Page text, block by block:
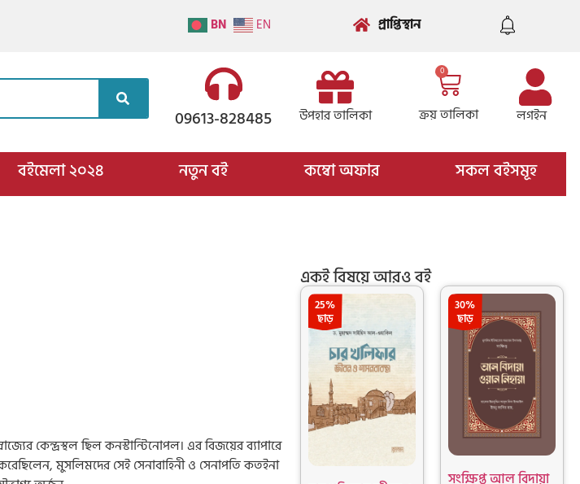
BN EN প্রাপ্তিস্থান
09613-828485 উপহার তালিকা
0
ক্রয় তালিকা লগইন
বইমেলা ২০২৪ নতুন বই কম্বো অফার সকল বইসমূহ
কেন্দ্রস্থল ছিল কনস্টান্টিনোপল। এর বিজয়ের ব্যাপারে
মুসলিমদের সেই সেনাবাহিনী ও সেনাপতি কতইনা
একই বিষয়ে আরও বই
25%
ছাড়
30%
ছাড়
সংক্ষিপ্ত আল বিদায়া